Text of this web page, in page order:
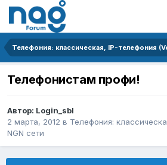
Телефонистам профи!
Автор: Login_sbl
2 марта, 2012 в Телефония:
NGN сети